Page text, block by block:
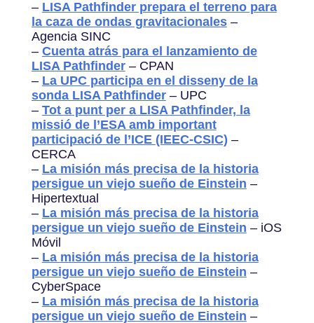
– LISA Pathfinder prepara el terreno para
la caza de ondas gravitacionales–
Agencia SINC
– Cuenta atrás para el lanzamiento de
LISA Pathfinder– CPAN
– La UPC participa en el disseny de la
sonda LISA Pathfinder– UPC
– Tot a punt per a LISA Pathfinder, la
missió de l’ESA amb important
participació de l’ICE (IEEC-CSIC) –
CERCA
– La misión más precisa de la historia
persigue un viejo sueño de Einstein –
Hipertextual
– La misión más precisa de la historia
persigue un viejo sueño de Einstein – iOS
Móvil
– La misión más precisa de la historia
persigue un viejo sueño de Einstein –
CyberSpace
– La misión más precisa de la historia
persigue un viejo sueño de Einstein –